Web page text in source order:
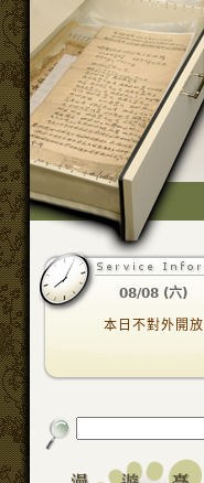
08/08 (六)
本日不對外開放